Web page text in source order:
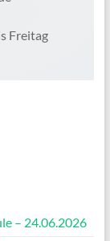
Freitag
– 24.06.2026